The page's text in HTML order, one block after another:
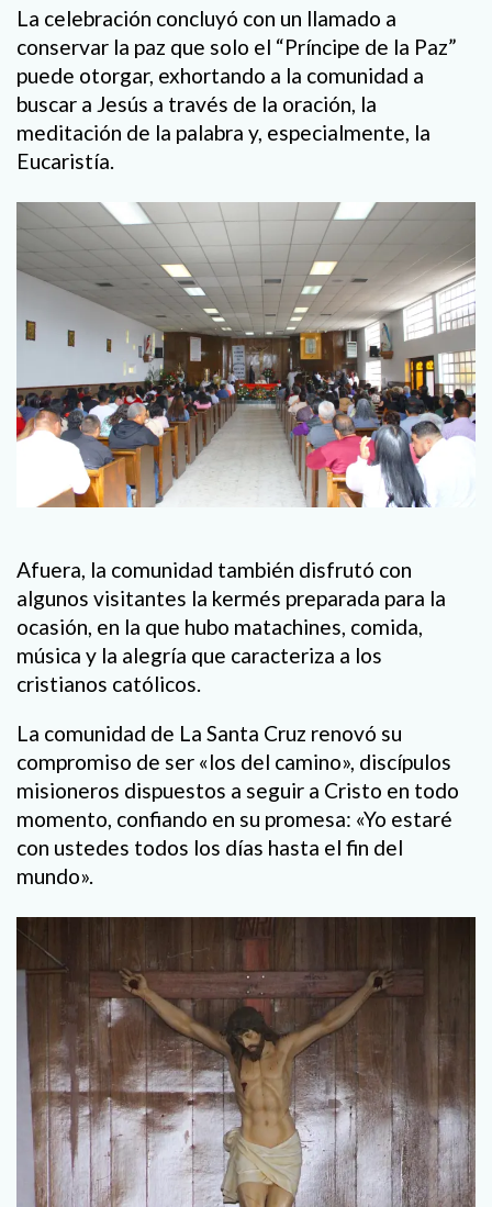
La celebración concluyó con un llamado a
conservar la paz que solo el “Príncipe de la Paz”
puede otorgar, exhortando a la comunidad a
buscar a Jesús a través de la oración, la
meditación de la palabra y, especialmente, la
Eucaristía.
Afuera, la comunidad también disfrutó con
algunos visitantes la kermés preparada para la
ocasión, en la que hubo matachines, comida,
música y la alegría que caracteriza a los
cristianos católicos.
La comunidad de La Santa Cruz renovó su
compromiso de ser «los del camino», discípulos
misioneros dispuestos a seguir a Cristo en todo
momento, confiando en su promesa: «Yo estaré
con ustedes todos los días hasta el fin del
mundo».